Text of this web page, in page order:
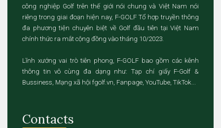
công nghiệp Golf trên thế giới nói chung và Việt Nam nói
riêng trong giai đoạn hiện nay, F-GOLF Tổ hợp truyền thông
đa phương tiện chuyên biệt về Golf đầu tiên tại Việt Nam
chính thức ra mắt cộng đồng vào tháng 10/2023.
Lĩnh xướng vai trò tiên phong, F-GOLF bao gồm các kênh
thông tin vô cùng đa dạng như: Tạp chí giấy F-Golf &
Bussiness, Mạng xã hội fgolf.vn, Fanpage, YouTube, TikTok...
Contacts